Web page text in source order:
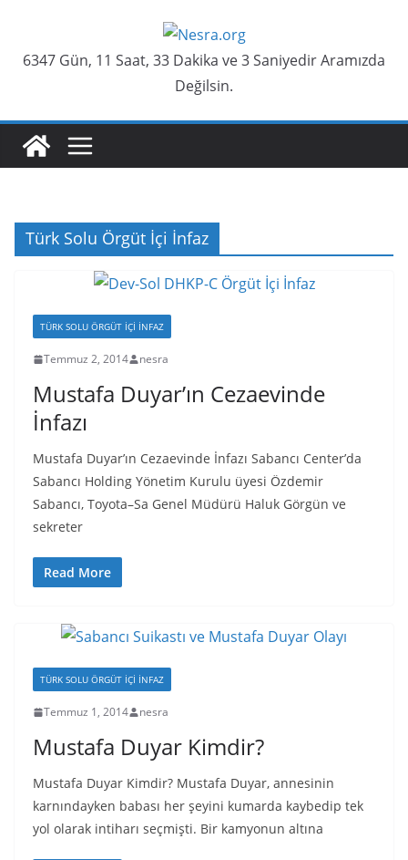
content
6347 Gün, 11 Saat, 33 Dakika ve 3 Saniyedir Aramızda
Değilsin.
Türk Solu Örgüt İçi İnfaz
TÜRK SOLU ÖRGÜT İÇI İNFAZ
Temmuz 2, 2014 nesra
Mustafa Duyar’ın Cezaevinde
İnfazı
Mustafa Duyar’ın Cezaevinde İnfazı Sabancı Center’da
Sabancı Holding Yönetim Kurulu üyesi Özdemir
Sabancı, Toyota–Sa Genel Müdürü Haluk Görgün ve
sekreter
Read More
TÜRK SOLU ÖRGÜT İÇI İNFAZ
Temmuz 1, 2014 nesra
Mustafa Duyar Kimdir?
Mustafa Duyar Kimdir? Mustafa Duyar, annesinin
karnındayken babası her şeyini kumarda kaybedip tek
yol olarak intiharı seçmişti. Bir kamyonun altına